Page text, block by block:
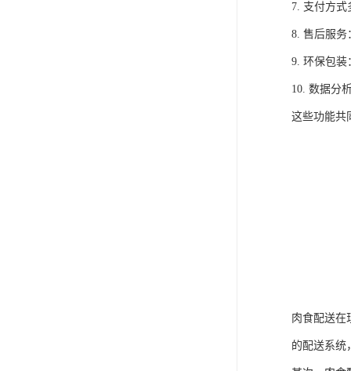
7. 支付方式
8. 售后服务
9. 环保包装
10. 数据分
这些功能共
肉食配送在
的配送系统